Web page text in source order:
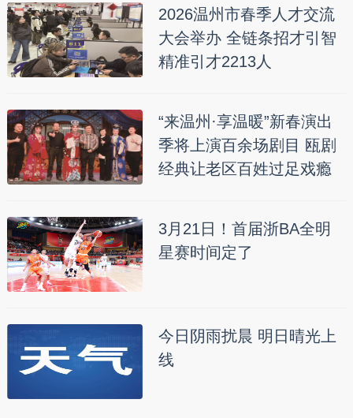
2026温州市春季人才交流
大会举办 全链条招才引智
精准引才2213人
“来温州·享温暖”新春演出
季将上演百余场剧目 瓯剧
经典让老区百姓过足戏瘾
3月21日！首届浙BA全明
星赛时间定了
今日阴雨扰晨 明日晴光上
线